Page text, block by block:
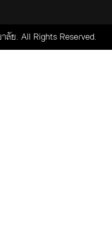
ย. All Rights Reserved.